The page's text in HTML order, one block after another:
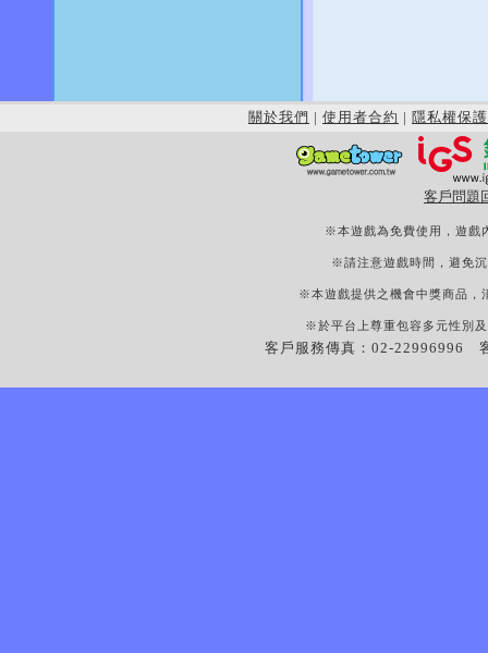
關於我們 | 使用者合約 | 隱私權保護
客戶問題
※本遊戲為免費使用，遊戲
※請注意遊戲時間，避免
※本遊戲提供之機會中獎商品，
※於平台上尊重包容多元性別
客戶服務傳真：02-22996996